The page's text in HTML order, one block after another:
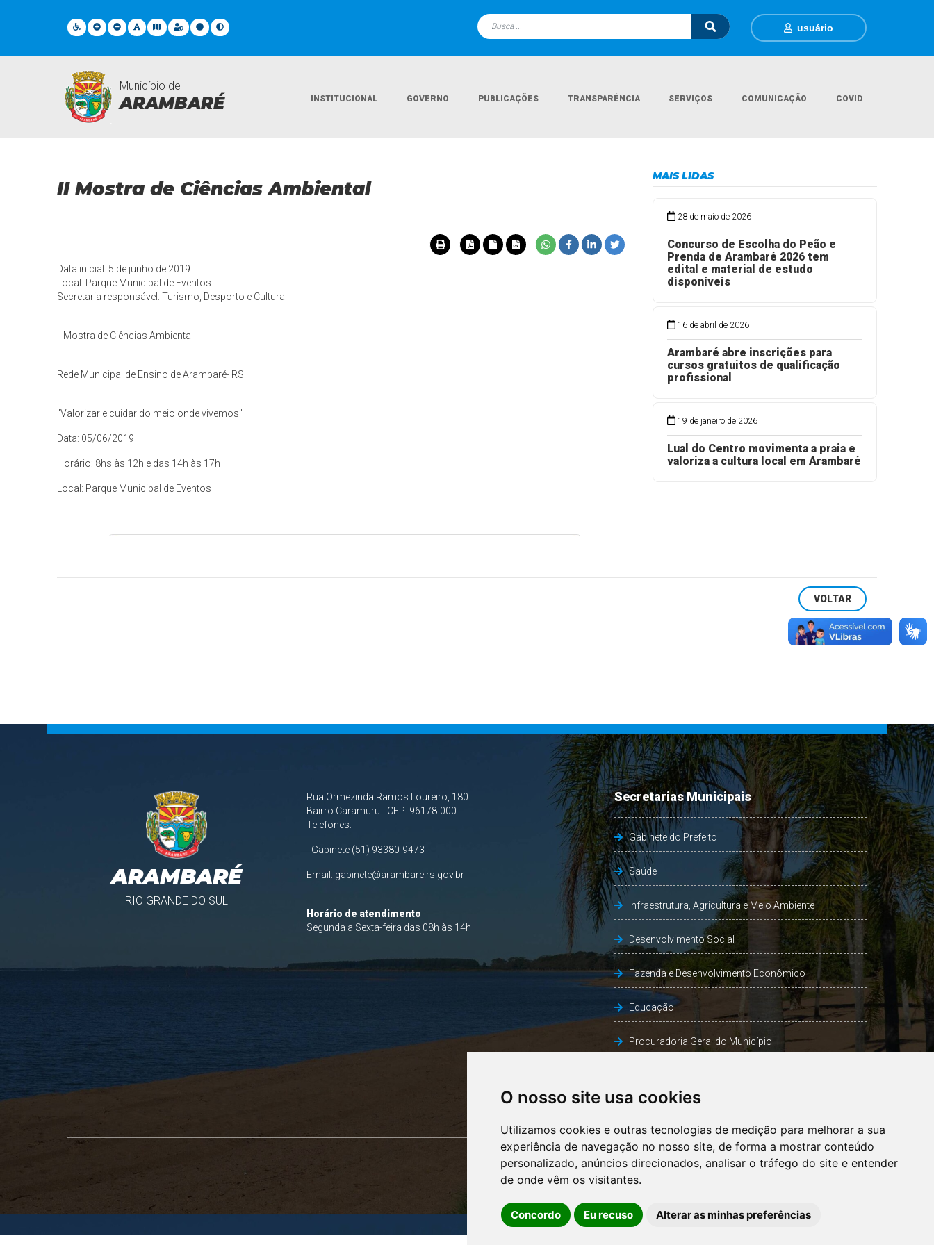
O nosso site usa cookies
Utilizamos cookies e outras tecnologias de medição para melhorar a sua
experiência de navegação no nosso site, de forma a mostrar conteúdo
personalizado, anúncios direcionados, analisar o tráfego do site e entender
de onde vêm os visitantes.
Concordo Eu recuso Alterar as minhas preferências
usuário
Município de
ARAMBARÉ INSTITUCIONAL GOVERNO PUBLICAÇÕES TRANSPARÊNCIA SERVIÇOS COMUNICAÇÃO COVID
Eventos
II Mostra de Ciências Ambiental
Data inicial: 5 de junho de 2019
Local: Parque Municipal de Eventos.
Secretaria responsável: Turismo, Desporto e Cultura
II Mostra de Ciências Ambiental
Rede Municipal de Ensino de Arambaré- RS
"Valorizar e cuidar do meio onde vivemos"
Data: 05/06/2019
Horário: 8hs às 12h e das 14h às 17h
Local: Parque Municipal de Eventos
MAIS LIDAS
28 de maio de 2026
Concurso de Escolha do Peão e
Prenda de Arambaré 2026 tem
edital e material de estudo
disponíveis
16 de abril de 2026
Arambaré abre inscrições para
cursos gratuitos de qualificação
profissional
19 de janeiro de 2026
Lual do Centro movimenta a praia e
valoriza a cultura local em Arambaré
VOLTAR
ARAMBARÉ
RIO GRANDE DO SUL
Rua Ormezinda Ramos Loureiro, 180
Bairro Caramuru - CEP: 96178-000
Telefones:
- Gabinete (51) 93380-9473
Email: gabinete@arambare.rs.gov.br
Horário de atendimento
Segunda a Sexta-feira das 08h às 14h
Secretarias Municipais
Gabinete do Prefeito
Saúde
Infraestrutura, Agricultura e Meio Ambiente
Desenvolvimento Social
Fazenda e Desenvolvimento Econômico
Educação
Procuradoria Geral do Município
OUVIDORIA